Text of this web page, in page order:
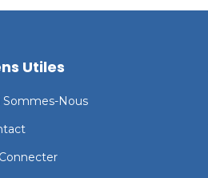
Utiles
Sommes-Nous